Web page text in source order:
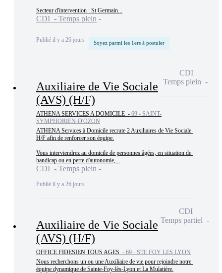
Secteur d'intervention : St Germain...
CDI - Temps plein
Publié il y a 26 jours Soyez parmi les 1ers à postuler
Auxiliaire de Vie Sociale
(AVS) (H/F)
ATHENA SERVICES A DOMICILE - 69 - SAINT-
SYMPHORIEN-D'OZON
ATHENA Services à Domicile recrute 2 Auxiliaires de Vie Sociale
H/F afin de renforcer son équipe.
Vous interviendrez au domicile de personnes âgées, en situation de
handicap ou en perte d'autonomie,...
CDI - Temps plein
Publié il y a 26 jours
CDI
Temps plein
Auxiliaire de Vie Sociale
(AVS) (H/F)
OFFICE FIDESIEN TOUS AGES - 69 - STE FOY LES LYON
Nous recherchons un ou une Auxiliaire de vie pour rejoindre notre
équipe dynamique de Sainte-Foy-lès-Lyon et La Mulatière.
CDI
Temps partiel